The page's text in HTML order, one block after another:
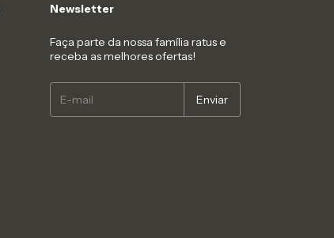
Newsletter
Faça parte da nossa família ratus e
receba as melhores ofertas!